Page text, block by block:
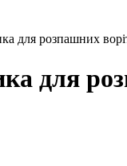
для розпашних
для